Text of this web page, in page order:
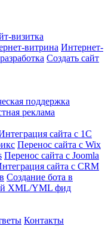
визитка
витрина Интернет-
Создать сайт
поддержка
реклама
сайта с 1С
Перенос сайта с Wix
Перенос сайта с Joomla
сайта с CRM
Создание бота в
XML/YML фид
Контакты